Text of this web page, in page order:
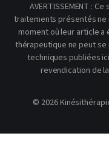
AVERTISSEMENT :
traitements présentés
moment où leur article a
thérapeutique ne peut se
techniques publiées
revendication de
© 2026